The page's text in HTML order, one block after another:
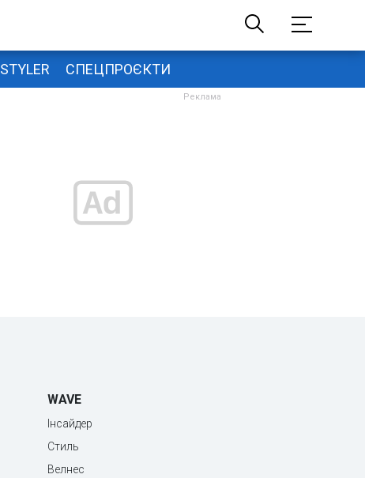
STYLER СПЕЦПРОЄКТИ
WAVE
Інсайдер
Стиль
Велнес